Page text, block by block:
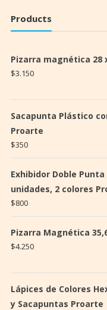
Products
Pizarra magnética 28
$3.150
Sacapunta Plástico
Proarte
$350
Exhibidor Doble
unidades, 2 colores
$800
Pizarra Magnética
$4.250
Lápices de Colores
y Sacapuntas Proarte